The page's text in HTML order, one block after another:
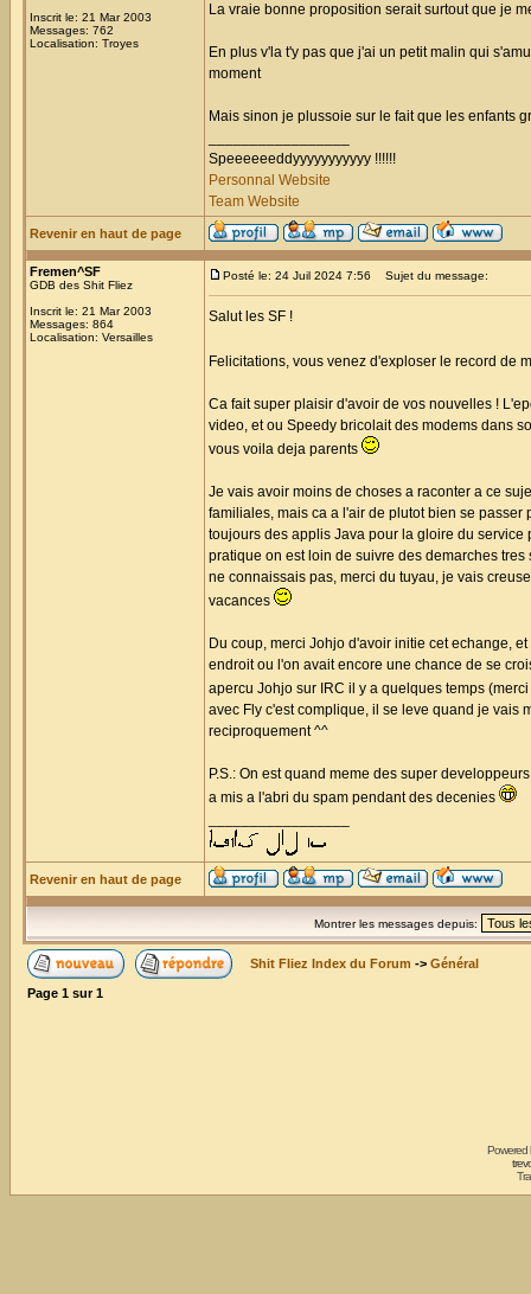
Inscrit le: 21 Mar 2003
Messages: 762
Localisation: Troyes
La vraie bonne proposition serait surtout que je
En plus v'la t'y pas que j'ai un petit malin qui
moment
Mais sinon je plussoie sur le fait que les enfants
Speeeeeeddyyyyyyyyyyy !!!!!!
Personnal Website
Team Website
Revenir en haut de page
Fremen^SF
GDB des Shit Fliez
Inscrit le: 21 Mar 2003
Messages: 864
Localisation: Versailles
Posté le: 24 Juil 2024 7:56 Sujet du message:
Salut les SF !
Felicitations, vous venez d'exploser le record de
Ca fait super plaisir d'avoir de vos nouvelles !
video, et ou Speedy bricolait des modems dans
vous voila deja parents
Je vais avoir moins de choses a raconter a ce
familiales, mais ca a l'air de plutot bien se
toujours des applis Java pour la gloire du
pratique on est loin de suivre des demarches
ne connaissais pas, merci du tuyau, je vais
vacances
Du coup, merci Johjo d'avoir initie cet echange,
endroit ou l'on avait encore une chance de se
apercu Johjo sur IRC il y a quelques temps
avec Fly c'est complique, il se leve quand je vais
reciproquement ^^
P.S.: On est quand meme des super
a mis a l'abri du spam pendant des decenies
Revenir en haut de page
Montrer les messages depuis:
Shit Fliez Index du Forum -> Général
Page 1 sur1
Powered